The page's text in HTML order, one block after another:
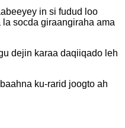
in si fudud loo
socda giraangiraha ama
dejin karaa daqiiqado leh
ku-rarid joogto ah